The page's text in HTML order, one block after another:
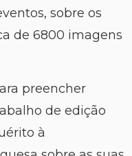
sobre os
de 6800 imagens
preencher
de edição
à